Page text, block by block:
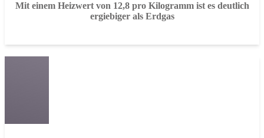
Mit einem Heizwert von 12,8 pro Kilogramm ist es deutlich
ergiebiger als Erdgas